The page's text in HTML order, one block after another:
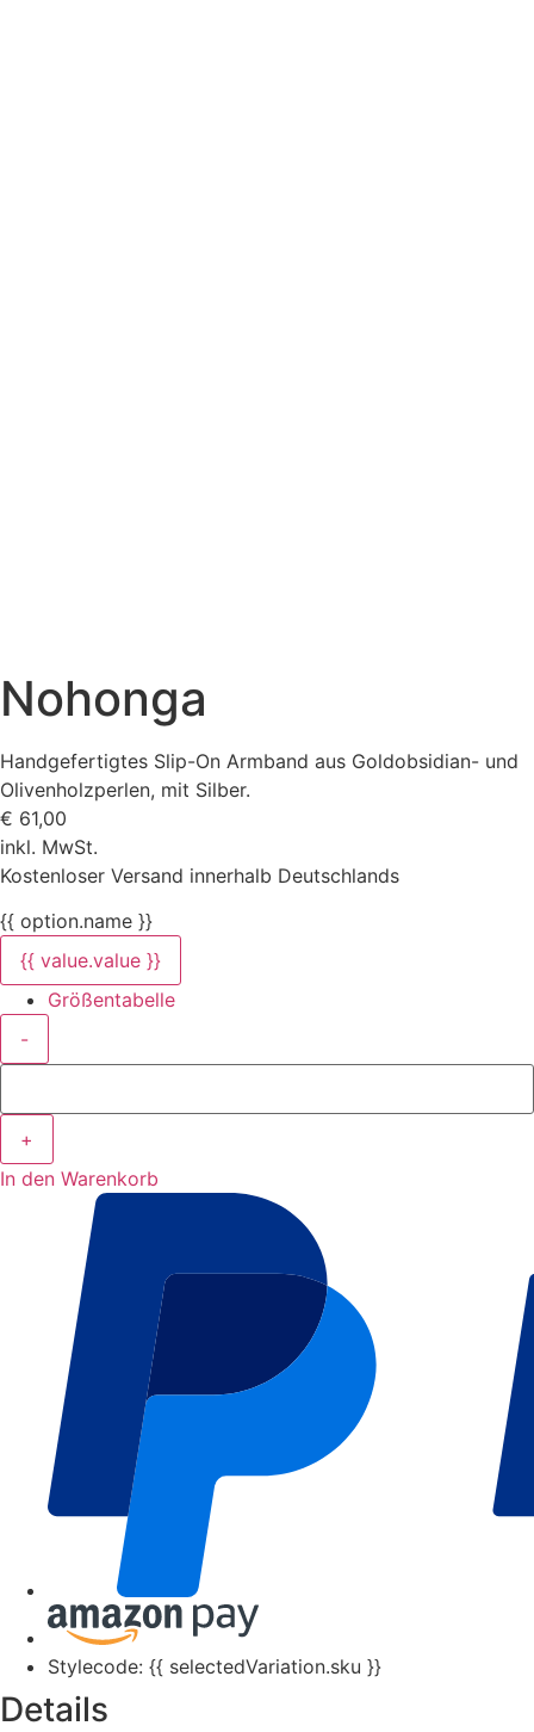
Nohonga
Handgefertigtes Slip-On Armband aus Goldobsidian- und
Olivenholzperlen, mit Silber.
€ 61,00
inkl. MwSt.
Kostenloser Versand innerhalb Deutschlands
{{ option.name }}
{{ value.value }}
Größentabelle
-
+
In den Warenkorb
Stylecode: {{ selectedVariation.sku }}
Details